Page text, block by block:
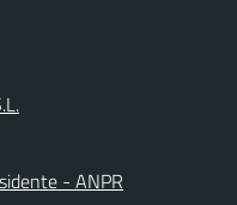
- ANPR